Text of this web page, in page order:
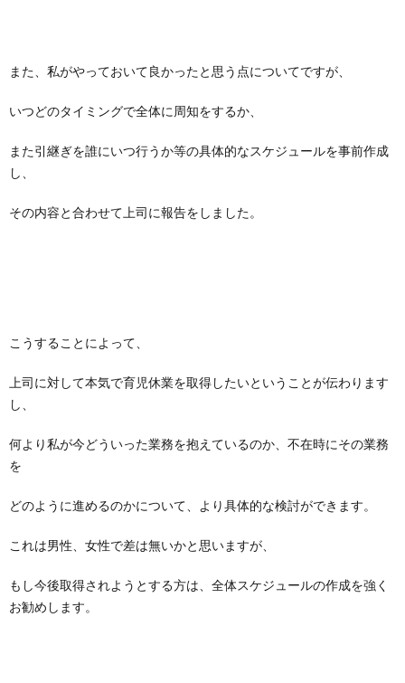
また、私がやっておいて良かったと思う点についてですが、
いつどのタイミングで全体に周知をするか、
また引継ぎを誰にいつ行うか等の具体的なスケジュールを事前作成
し、
その内容と合わせて上司に報告をしました。
こうすることによって、
上司に対して本気で育児休業を取得したいということが伝わります
し、
何より私が今どういった業務を抱えているのか、不在時にその業務
を
どのように進めるのかについて、より具体的な検討ができます。
これは男性、女性で差は無いかと思いますが、
もし今後取得されようとする方は、全体スケジュールの作成を強く
お勧めします。